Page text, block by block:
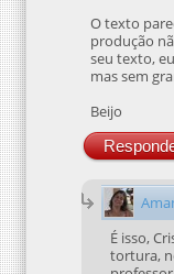
O texto
produção
seu texto,
mas sem
Beijo
É isso,
tortura,